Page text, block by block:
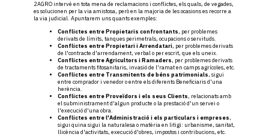
2AGRO intervé en tota mena de reclamacions i conflictes, els quals, de vegades,
es solucionen per la via amistosa, però en la majoria de les ocasions es recorre a
la via judicial. Apuntarem uns quants exemples:
Conflictes entre Propietaris confrontants, per problemes
derivats de límits, tanques perimetrals, ocupacions o servituds.
Conflictes entre Propietari i Arrendatari, per problemes derivats
de l'contracte d'arrendament, verbal o per escrit, que els uneix.
Conflictes entre Agricultors i Ramaders, per problemes derivats
de tractaments fitosanitaris, invasió de l'ramat en camps agrícoles, etc.
Conflictes entre Transmitents de béns patrimonials, sigui
entre comprador i venedor o entre els diferents Beneficiaris d'una
herència.
Conflictes entre Proveïdors i els seus Clients, relacionats amb
el subministrament d'algun producte o la prestació d'un servei o
l'execució d'una obra.
Conflictes entre l'Administració i els particulars i empreses,
sigui quina sigui la naturalesa o matèria en litigi: urbanisme, sanitat,
llicència d'activitats, execució d'obres, impostos i contribucions, etc.